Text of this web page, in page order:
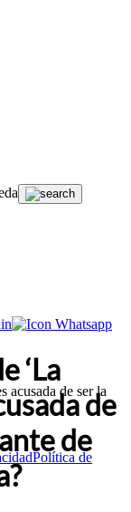
acusada de ser la
Política de
‘La
de
de